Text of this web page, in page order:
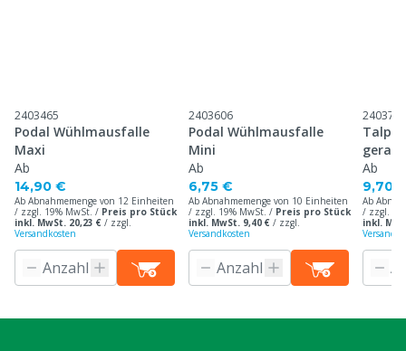
2403465
Podal Wühlmausfalle
Maxi
Ab
14,90 €
Ab Abnahmemenge von 12 Einheiten
/ zzgl. 19% MwSt. / Preis pro Stück
inkl. MwSt. 20,23 € / zzgl.
Versandkosten
2403606
Podal Wühlmausfalle
Mini
Ab
6,75 €
Ab Abnahmemenge von 10 Einheiten
/ zzgl. 19% MwSt. / Preis pro Stück
inkl. MwSt. 9,40 € / zzgl.
Versandkosten
2403700
Ab
9,70
Ab
/ zzgl.
inkl.